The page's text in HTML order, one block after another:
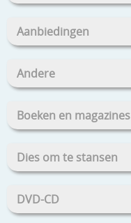
Aanbiedingen
Andere
Boeken en magazines
Dies om te stansen
DVD-CD